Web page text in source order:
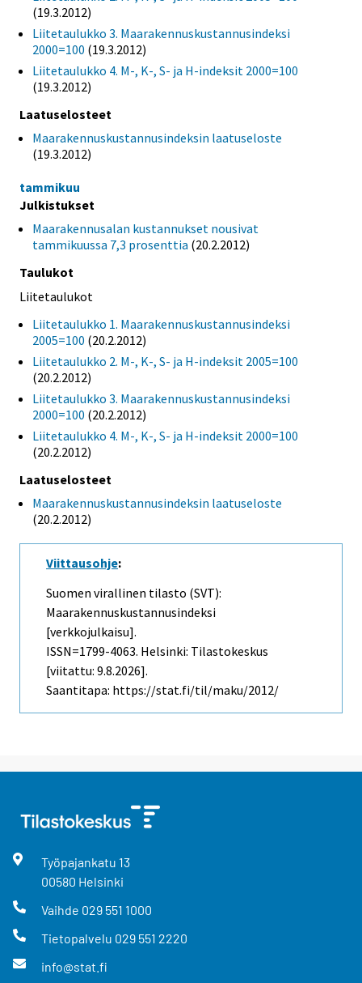
(19.3.2012)
Liitetaulukko 3. Maarakennuskustannusindeksi
2000=100 (19.3.2012)
Liitetaulukko 4. M-, K-, S- ja H-indeksit 2000=100
(19.3.2012)
Laatuselosteet
Maarakennuskustannusindeksin laatuseloste
(19.3.2012)
tammikuu
Julkistukset
Maarakennusalan kustannukset nousivat
tammikuussa 7,3 prosenttia (20.2.2012)
Taulukot
Liitetaulukot
Liitetaulukko 1. Maarakennuskustannusindeksi
2005=100 (20.2.2012)
Liitetaulukko 2. M-, K-, S- ja H-indeksit 2005=100
(20.2.2012)
Liitetaulukko 3. Maarakennuskustannusindeksi
2000=100 (20.2.2012)
Liitetaulukko 4. M-, K-, S- ja H-indeksit 2000=100
(20.2.2012)
Laatuselosteet
Maarakennuskustannusindeksin laatuseloste
(20.2.2012)
Viittausohje:
Suomen virallinen tilasto (SVT):
Maarakennuskustannusindeksi
[verkkojulkaisu].
ISSN=1799-4063. Helsinki: Tilastokeskus
[viitattu: 9.8.2026].
Saantitapa: https://stat.fi/til/maku/2012/
Työpajankatu 13
00580 Helsinki
Vaihde 029 551 1000
Tietopalvelu 029 551 2220
info@stat.fi